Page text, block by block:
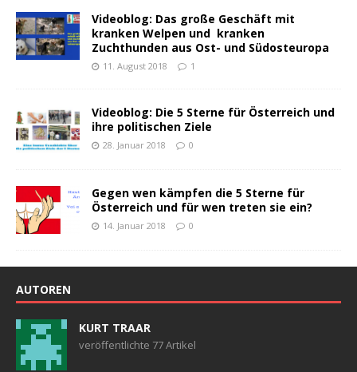
Videoblog: Das große Geschäft mit
kranken Welpen und kranken
Zuchthunden aus Ost- und Südosteuropa
11. August 2018 1
Videoblog: Die 5 Sterne für Österreich und
ihre politischen Ziele
28. Januar 2018 0
Gegen wen kämpfen die 5 Sterne für
Österreich und für wen treten sie ein?
14. Januar 2018 0
AUTOREN
KURT TRAAR
veröffentlichte 77 Artikel